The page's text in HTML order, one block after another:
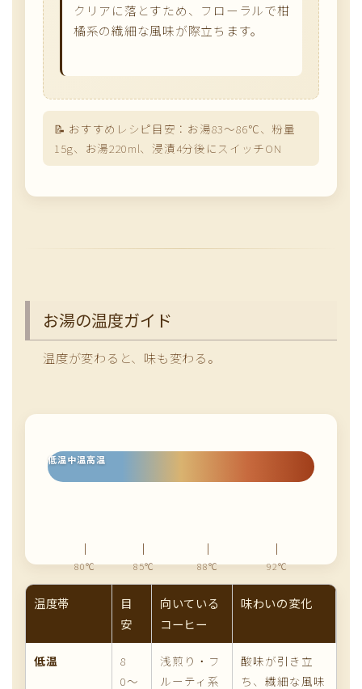
クリアに落とすため、フローラルで柑
橘系の繊細な風味が際立ちます。
おすすめレシピ目安：お湯83〜86℃、粉量
15g、お湯220ml、浸漬4分後にスイッチON
お湯の温度ガイド
温度が変わると、味も変わる。
低温中温高温
80℃ 85℃ 88℃ 92℃
温度帯
目
安
向いている
コーヒー
味わいの変化
低温
8
0〜
浅煎り・フ
ルーティ系
酸味が引き立
ち、繊細な風味